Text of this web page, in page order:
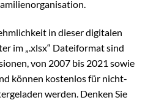
in dieser digitalen
im „.xlsx“ Dateiformat sind
von 2007 bis 2021 sowie
können kostenlos für nicht-
werden. Denken Sie